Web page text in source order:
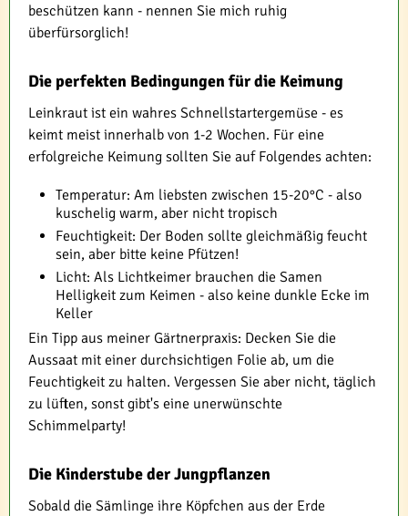
beschützen kann - nennen Sie mich ruhig
überfürsorglich!
Die perfekten Bedingungen für die Keimung
Leinkraut ist ein wahres Schnellstartergemüse - es
keimt meist innerhalb von 1-2 Wochen. Für eine
erfolgreiche Keimung sollten Sie auf Folgendes achten:
Temperatur: Am liebsten zwischen 15-20°C - also
kuschelig warm, aber nicht tropisch
Feuchtigkeit: Der Boden sollte gleichmäßig feucht
sein, aber bitte keine Pfützen!
Licht: Als Lichtkeimer brauchen die Samen
Helligkeit zum Keimen - also keine dunkle Ecke im
Keller
Ein Tipp aus meiner Gärtnerpraxis: Decken Sie die
Aussaat mit einer durchsichtigen Folie ab, um die
Feuchtigkeit zu halten. Vergessen Sie aber nicht, täglich
zu lüften, sonst gibt's eine unerwünschte
Schimmelparty!
Die Kinderstube der Jungpflanzen
Sobald die Sämlinge ihre Köpfchen aus der Erde